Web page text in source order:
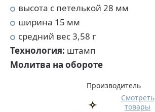
высота с петелькой 28 мм
ширина 15 мм
средний вес 3,58 г
Технология: штамп
Молитва на обороте
Производитель
Смотреть
товары